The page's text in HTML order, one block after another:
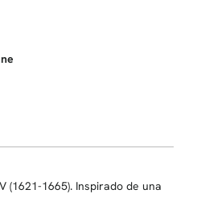
(1621-1665). Inspirado de una